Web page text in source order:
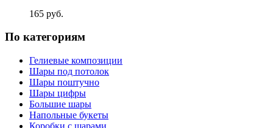
165 руб.
По категориям
Гелиевые композиции
Шары под потолок
Шары поштучно
Шары цифры
Большие шары
Напольные букеты